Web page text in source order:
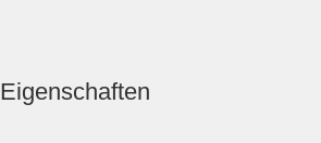
Eigenschaften